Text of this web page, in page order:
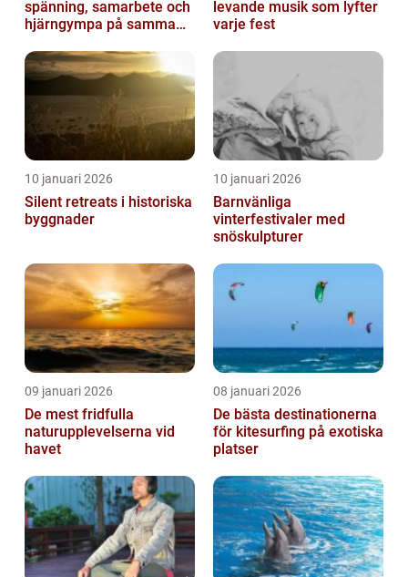
spänning, samarbete och
hjärngympa på samma
levande musik som lyfter
varje fest
10 januari 2026
Silent retreats i historiska
byggnader
10 januari 2026
Barnvänliga
vinterfestivaler med
snöskulpturer
09 januari 2026
De mest fridfulla
naturupplevelserna vid
havet
08 januari 2026
De bästa destinationerna
för kitesurfing på exotiska
platser